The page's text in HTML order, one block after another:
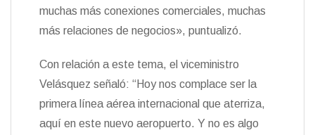
muchas más conexiones comerciales, muchas
más relaciones de negocios», puntualizó.
Con relación a este tema, el viceministro
Velásquez señaló: “Hoy nos complace ser la
primera línea aérea internacional que aterriza,
aquí en este nuevo aeropuerto. Y no es algo